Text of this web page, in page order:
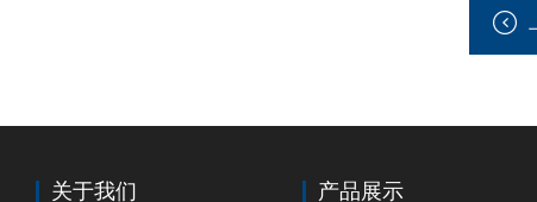
关于我们 产品展示